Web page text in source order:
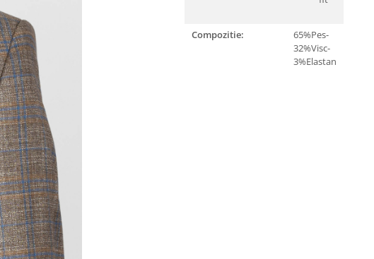
Compozitie:
65%Pes-
32%Visc-
3%Elastan